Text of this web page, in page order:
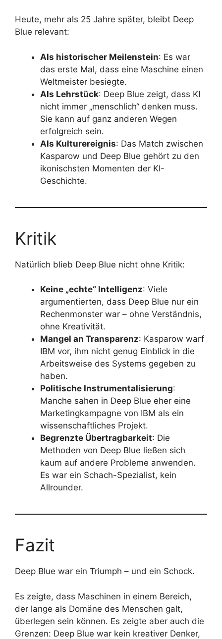
Heute, mehr als 25 Jahre später, bleibt Deep
Blue relevant:
Als historischer Meilenstein: Es war
das erste Mal, dass eine Maschine einen
Weltmeister besiegte.
Als Lehrstück: Deep Blue zeigt, dass KI
nicht immer „menschlich“ denken muss.
Sie kann auf ganz anderen Wegen
erfolgreich sein.
Als Kulturereignis: Das Match zwischen
Kasparow und Deep Blue gehört zu den
ikonischsten Momenten der KI-
Geschichte.
Kritik
Natürlich blieb Deep Blue nicht ohne Kritik:
Keine „echte“ Intelligenz: Viele
argumentierten, dass Deep Blue nur ein
Rechenmonster war – ohne Verständnis,
ohne Kreativität.
Mangel an Transparenz: Kasparow warf
IBM vor, ihm nicht genug Einblick in die
Arbeitsweise des Systems gegeben zu
haben.
Politische Instrumentalisierung:
Manche sahen in Deep Blue eher eine
Marketingkampagne von IBM als ein
wissenschaftliches Projekt.
Begrenzte Übertragbarkeit: Die
Methoden von Deep Blue ließen sich
kaum auf andere Probleme anwenden.
Es war ein Schach-Spezialist, kein
Allrounder.
Fazit
Deep Blue war ein Triumph – und ein Schock.
Es zeigte, dass Maschinen in einem Bereich,
der lange als Domäne des Menschen galt,
überlegen sein können. Es zeigte aber auch die
Grenzen: Deep Blue war kein kreativer Denker,